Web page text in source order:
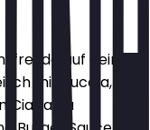
auf deinen
mit Rucola,
Ciabatta